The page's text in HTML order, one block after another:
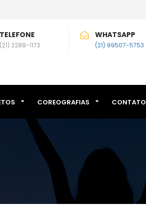
TELEFONE
(21) 2288-1173
WHATSAPP
(21) 99507-5753
COREOGRAFIAS CONTATO